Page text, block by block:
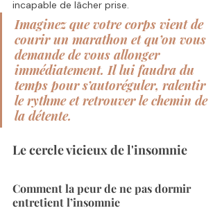
incapable de lâcher prise.
Imaginez que votre corps vient de
courir un marathon et qu’on vous
demande de vous allonger
immédiatement. Il lui faudra du
temps pour s’autoréguler, ralentir
le rythme et retrouver le chemin de
la détente.
Le cercle vicieux de l'insomnie
Comment la peur de ne pas dormir
entretient l’insomnie